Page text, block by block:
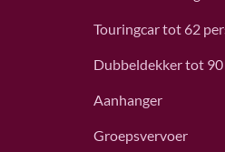
Touringcar tot 62
Dubbeldekker tot
Aanhanger
Groepsvervoer